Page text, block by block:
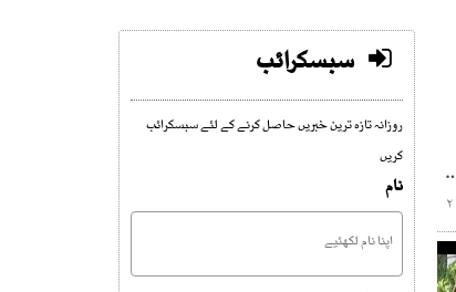
، بحران مزید بڑھنے کا امکان
سبسکرائب
روزانہ تازہ ترین خبریں حاصل کرنے کے لئے سبسکرائب
کریں
نام